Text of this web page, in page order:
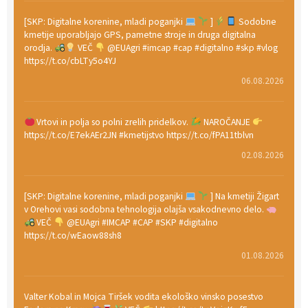
[SKP: Digitalne korenine, mladi poganjki ]
Sodobne
kmetije uporabljajo GPS, pametne stroje in druga digitalna
orodja.
VEČ
@EUAgri #imcap #cap #digitalno #skp #vlog
https://t.co/cbLTy5o4YJ
06.08.2026
Vrtovi in polja so polni zrelih pridelkov.
NAROČANJE
https://t.co/E7ekAEr2JN #kmetijstvo https://t.co/fPA11tblvn
02.08.2026
[SKP: Digitalne korenine, mladi poganjki
] Na kmetiji Žigart
v Orehovi vasi sodobna tehnologija olajša vsakodnevno delo.
VEČ
@EUAgri #IMCAP #CAP #SKP #digitalno
https://t.co/wEaow88sh8
01.08.2026
Valter Kobal in Mojca Tiršek vodita ekološko vinsko posestvo